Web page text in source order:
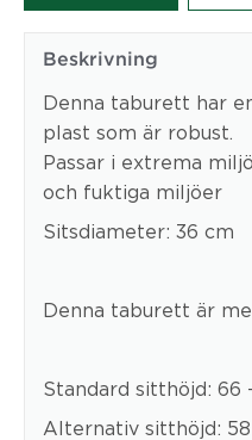
Beskrivning
Denna taburett har
plast som är robust.
Passar i extrema
och fuktiga miljöer
Sitsdiameter: 36 cm
Denna taburett är
Standard sitthöjd: 66
Alternativ sitthöjd: 58